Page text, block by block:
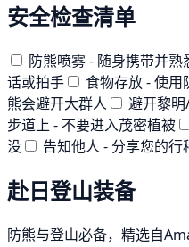
安全检查清单
防熊喷雾 - 随身携带并熟
话或拍手
食物存放 - 使用
熊会避开大群人
避开黎
步道上 - 不要进入茂密植被
没
告知他人 - 分享您的行
赴日登山装备
防熊与登山必备，精选自